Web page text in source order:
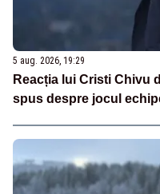
5 aug. 2026, 19:29
Reacția lui Cristi Chivu
spus despre jocul